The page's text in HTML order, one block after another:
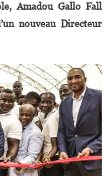
Nommé
Président
Basketball
Africa
League
Amadou Gallo Fall
nouveau Directeur